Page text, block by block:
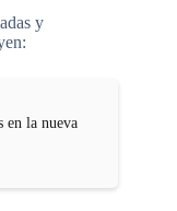
y
en la nueva